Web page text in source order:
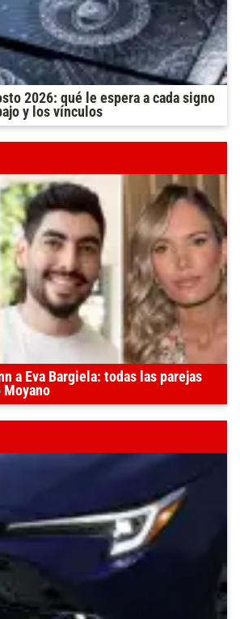
2026: qué le espera a cada signo
y los vínculos
a Eva Bargiela: todas las parejas
Moyano